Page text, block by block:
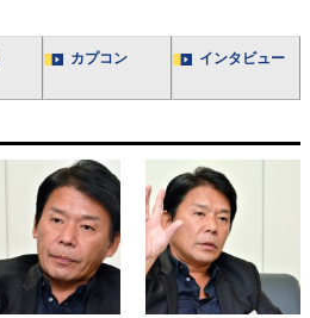
カプコン インタビュー